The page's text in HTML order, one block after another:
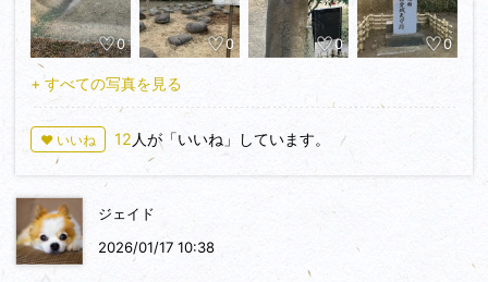
天守跡に続く階段の側に生えている木には「昭和十八年十月
砲隊」と彫られていた🌲
天守跡には三層の建物🏯親子が戯れる芝生には御殿…角櫓とい
う建物もかつてはあったらしい🏠本丸の近くには病院も（こ
れは明治以降に建てられたもの）🏥
しかしそのいずれも…現存しない
堀田正睦像とハリス像が本丸跡を出て少し歩いた先に
堀田は佐倉城の主をかつて務めており、そこから江戸幕府の老
0 0 0 0
+ すべての写真を見る
♥ いいね 12 人が「いいね」しています。
ジェイド
2026/01/17 10:38